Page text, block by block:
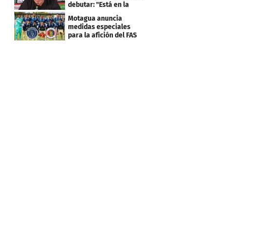
debutar: "Está en la
Motagua anuncia
medidas especiales
para la afición del FAS